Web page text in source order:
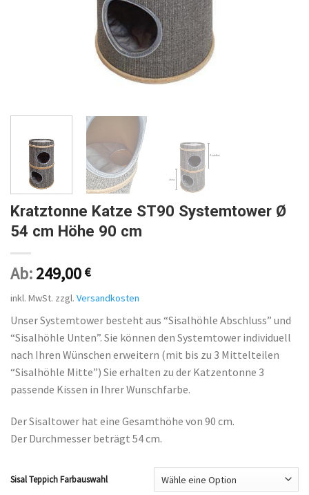
Kratztonne Katze ST90 Systemtower Ø
54 cm Höhe 90 cm
Ab:249,00 €
inkl. MwSt. zzgl. Versandkosten
Unser Systemtower besteht aus “Sisalhöhle Abschluss” und
“Sisalhöhle Unten”. Sie können den Systemtower individuell
nach Ihren Wünschen erweitern (mit bis zu 3 Mittelteilen
“Sisalhöhle Mitte”) Sie erhalten zu der Katzentonne 3
passende Kissen in Ihrer Wunschfarbe.
Der Sisaltower hat eine Gesamthöhe von 90 cm.
Der Durchmesser beträgt 54 cm.
Sisal Teppich Farbauswahl